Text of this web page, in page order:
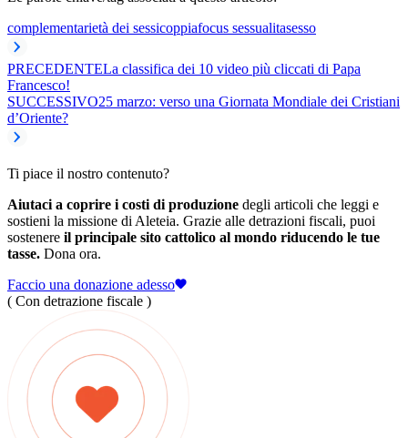
complementarietà dei sessicoppiafocus sessualitasesso
PRECEDENTELa classifica dei 10 video più cliccati di Papa
Francesco!
SUCCESSIVO25 marzo: verso una Giornata Mondiale dei Cristiani
d’Oriente?
Ti piace il nostro contenuto?
Aiutaci a coprire i costi di produzione degli articoli che leggi e
sostieni la missione di Aleteia. Grazie alle detrazioni fiscali, puoi
sostenere il principale sito cattolico al mondo riducendo le tue
tasse. Dona ora.
Faccio una donazione adesso
( Con detrazione fiscale )